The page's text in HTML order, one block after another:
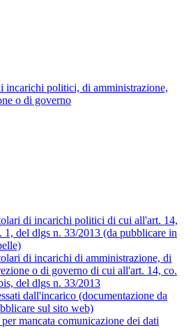
incarichi politici, di amministrazione,
o di governo
di incarichi politici di cui all'art. 14,
1, del dlgs n. 33/2013 (da pubblicare in
di incarichi di amministrazione, di
o di governo di cui all'art. 14, co.
del dlgs n. 33/2013
dall'incarico (documentazione da
sul sito web)
mancata comunicazione dei dati